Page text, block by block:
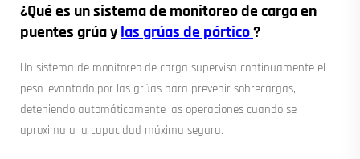
¿Qué es un sistema de monitoreo de carga en
puentes grúa ylas grúas de pórtico?
Un sistema de monitoreo de carga supervisa continuamente el
peso levantado por las grúas para prevenir sobrecargas,
deteniendo automáticamente las operaciones cuando se
aproxima a la capacidad máxima segura.